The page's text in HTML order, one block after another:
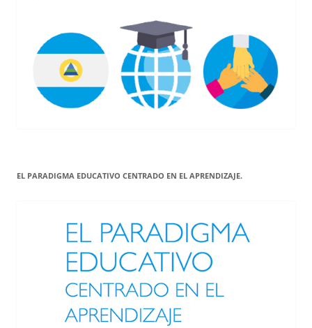
EL PARADIGMA EDUCATIVO CENTRADO EN EL APRENDIZAJE.